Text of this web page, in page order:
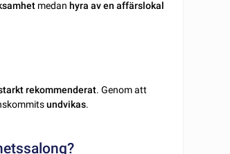
medan hyra av en affärslokal
rekommenderat. Genom att
undvikas.